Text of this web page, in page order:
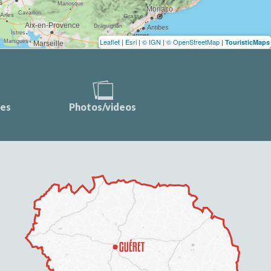
Leaflet | Esri | © IGN | © OpenStreetMap | TouristicMaps
Photos/videos